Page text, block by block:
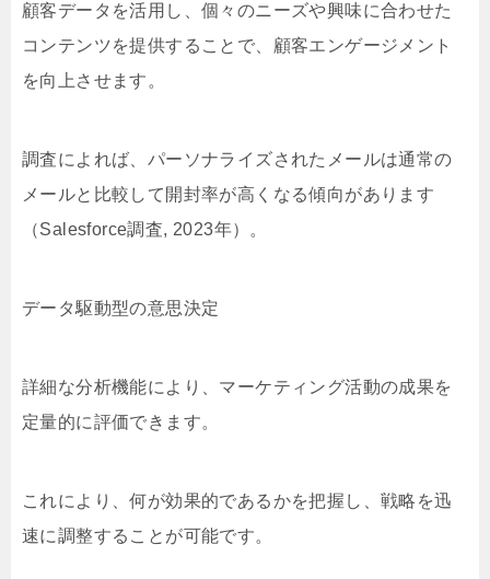
顧客データを活用し、個々のニーズや興味に合わせた
コンテンツを提供することで、顧客エンゲージメント
を向上させます。
調査によれば、パーソナライズされたメールは通常の
メールと比較して開封率が高くなる傾向があります
（Salesforce調査, 2023年）。
データ駆動型の意思決定
詳細な分析機能により、マーケティング活動の成果を
定量的に評価できます。
これにより、何が効果的であるかを把握し、戦略を迅
速に調整することが可能です。